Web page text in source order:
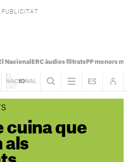
Nacional ERC àudios filtratsPP menors
cuina que
als